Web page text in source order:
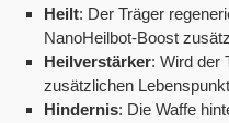
Heilt: Der Träger
NanoHeilbot-Boost
Heilverstärker: Wird der
zusätzlichen
Hindernis: Die Waffe